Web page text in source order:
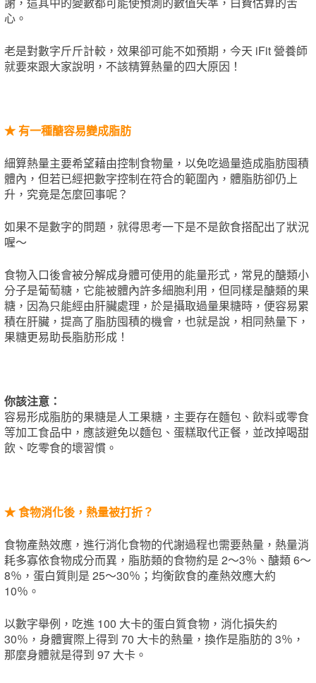
心。
老是對數字斤斤計較，效果卻可能不如預期，今天 iFit 營養師
就要來跟大家說明，不該精算熱量的四大原因！
★ 有一種醣容易變成脂肪
細算熱量主要希望藉由控制食物量，以免吃過量造成脂肪囤積
體內，但若已經把數字控制在符合的範圍內，體脂肪卻仍上
升，究竟是怎麼回事呢？
如果不是數字的問題，就得思考一下是不是飲食搭配出了狀況
喔～
食物入口後會被分解成身體可使用的能量形式，常見的醣類小
分子是葡萄糖，它能被體內許多細胞利用，但同樣是醣類的果
糖，因為只能經由肝臟處理，於是攝取過量果糖時，便容易累
積在肝臟，提高了脂肪囤積的機會，也就是說，相同熱量下，
果糖更易助長脂肪形成！
你該注意：
容易形成脂肪的果糖是人工果糖，主要存在麵包、飲料或零食
等加工食品中，應該避免以麵包、蛋糕取代正餐，並改掉喝甜
飲、吃零食的壞習慣。
★ 食物消化後，熱量被打折？
食物產熱效應，進行消化食物的代謝過程也需要熱量，熱量消
耗多寡依食物成分而異，脂肪類的食物約是 2～3％、醣類 6～
8％，蛋白質則是 25～30％；均衡飲食的產熱效應大約
10％。
以數字舉例，吃進 100 大卡的蛋白質食物，消化損失約
30％，身體實際上得到 70 大卡的熱量，換作是脂肪的 3％，
那麼身體就是得到 97 大卡。